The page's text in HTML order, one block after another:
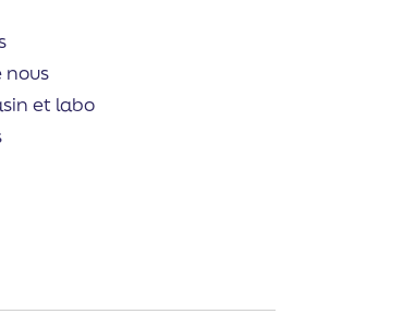
nous
et labo